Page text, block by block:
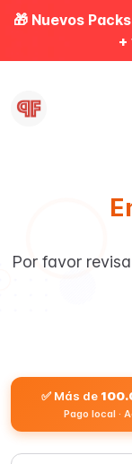
🎁 Nuevos
+
Por favor
✅ Más de
Pago local ·